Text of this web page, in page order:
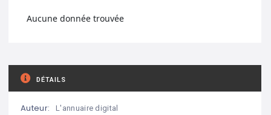
Aucune donnée trouvée
DÉTAILS
Auteur: L'annuaire digital